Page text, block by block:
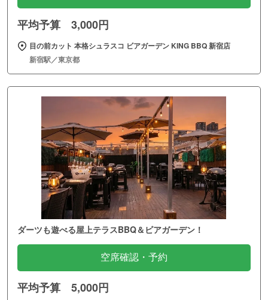
平均予算 3,000円
目の前カット 本格シュラスコ ビアガーデン KING BBQ 新宿店
新宿駅／東京都
ダーツも遊べる屋上テラスBBQ＆ビアガーデン！
空席確認・予約
平均予算 5,000円